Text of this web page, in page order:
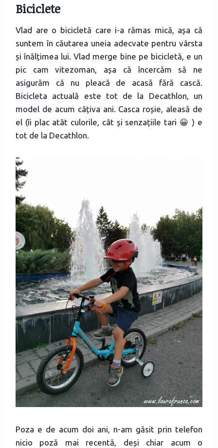
Biciclete
Vlad are o bicicletă care i-a rămas mică, așa că
suntem în căutarea uneia adecvate pentru vârsta
și înălțimea lui. Vlad merge bine pe bicicletă, e un
pic cam vitezoman, așa că încercăm să ne
asigurăm că nu pleacă de acasă fără cască.
Bicicleta actuală este tot de la Decathlon, un
model de acum câțiva ani. Casca roșie, aleasă de
el (îi plac atât culorile, cât și senzațiile tari 😀 ) e
tot de la Decathlon.
Poza e de acum doi ani, n-am găsit prin telefon
nicio poză mai recentă, deși chiar acum o